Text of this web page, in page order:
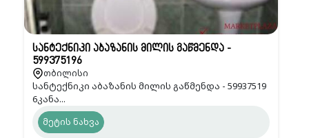
სანტექნიკი აბაზანის მილის გაწმენდა -
599375196
თბილისი
სანტექნიკი აბაზანის მილის გაწმენდა - 59937519
6კანა...
მეტის ნახვა